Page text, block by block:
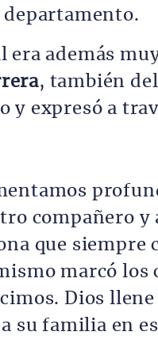
era además
, también
y expresó a
compañero y
que siempre
marcó los
Dios
su familia en